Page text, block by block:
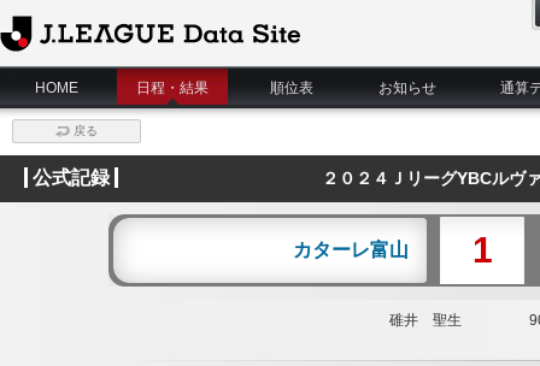
J.League Data Site
HOME
日程・結果 順位表 お知らせ 通算
戻る
公式記録 ２０２４ＪリーグYBCル
カターレ富山 1
碓井 聖生